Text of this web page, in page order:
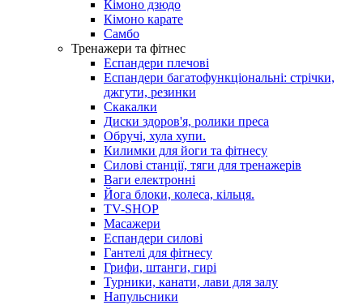
Кімоно дзюдо
Кімоно карате
Самбо
Тренажери та фітнес
Еспандери плечові
Еспандери багатофункціональні: стрічки,
джгути, резинки
Скакалки
Диски здоров'я, ролики преса
Обручі, хула хупи.
Килимки для йоги та фітнесу
Силові станції, тяги для тренажерів
Ваги електронні
Йога блоки, колеса, кільця.
TV-SHOP
Масажери
Еспандери силові
Гантелі для фітнесу
Грифи, штанги, гирі
Турники, канати, лави для залу
Напульсники